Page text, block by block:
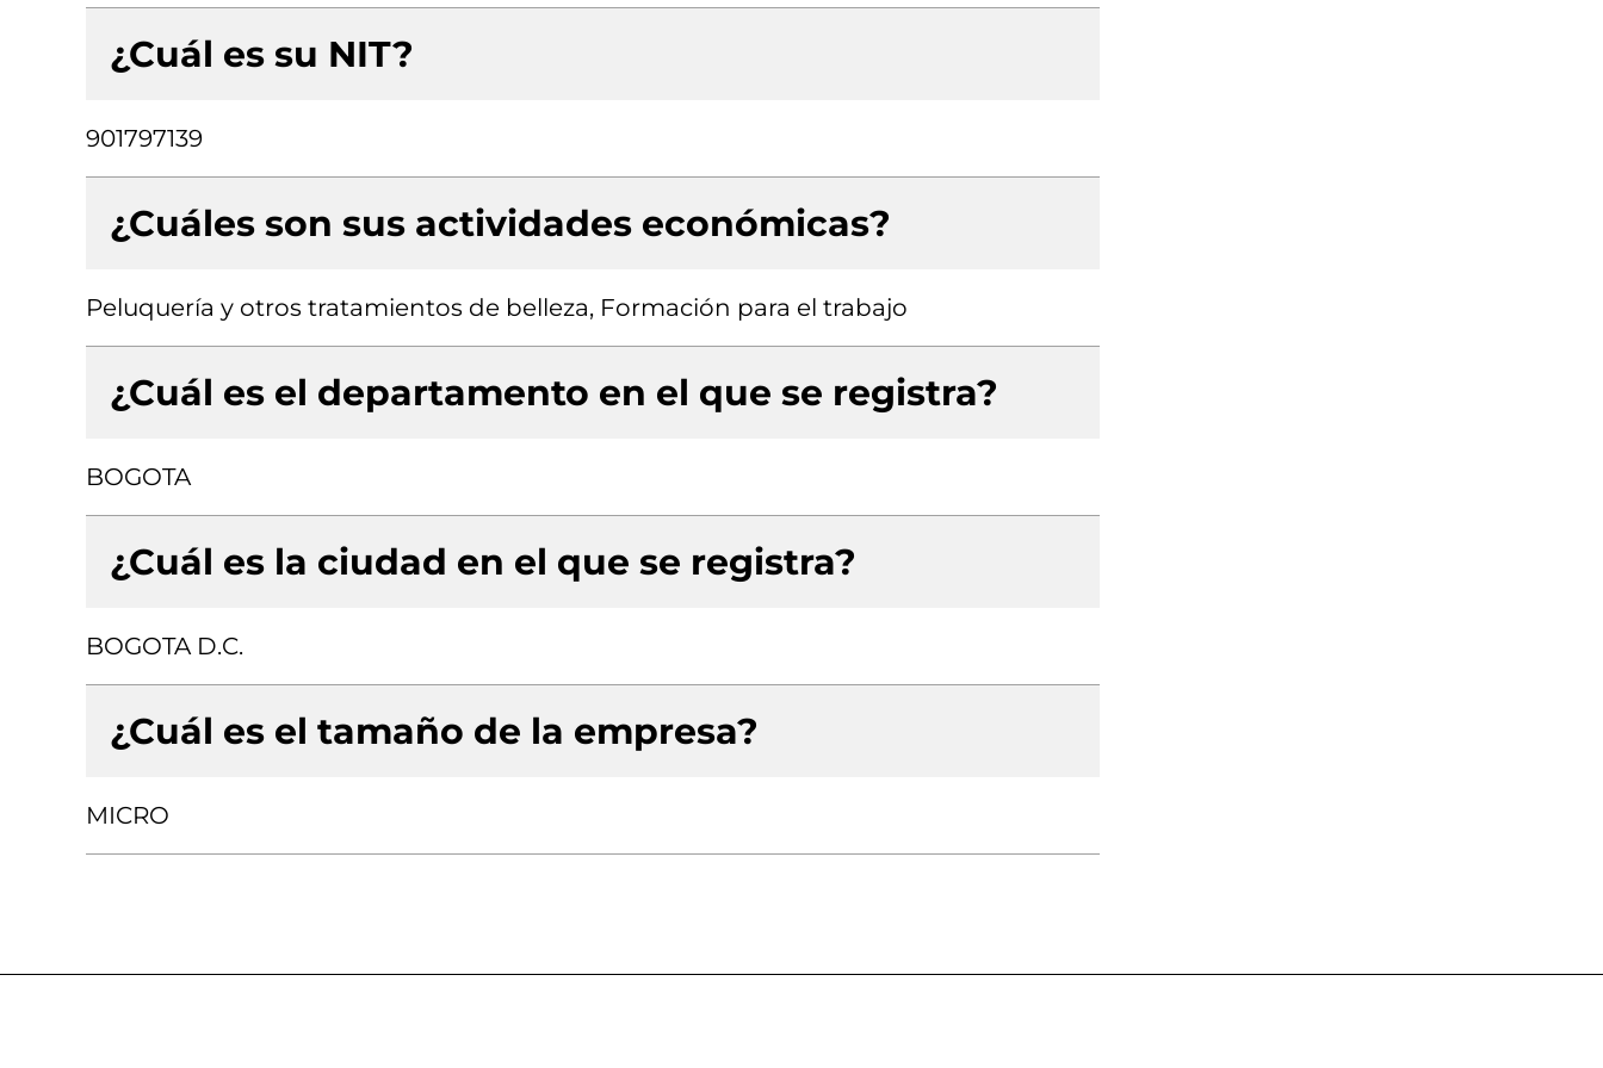
¿Cuál es su NIT?
901797139
¿Cuáles son sus actividades económicas?
Peluquería y otros tratamientos de belleza, Formación para el trabajo
¿Cuál es el departamento en el que se registra?
BOGOTA
¿Cuál es la ciudad en el que se registra?
BOGOTA D.C.
¿Cuál es el tamaño de la empresa?
MICRO